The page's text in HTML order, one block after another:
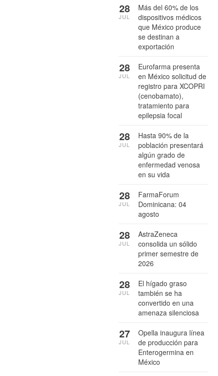
Más del 60% de los
dispositivos médicos
que México produce
se destinan a
exportación
28
JUL
Eurofarma presenta
en México solicitud de
registro para XCOPRI
(cenobamato),
tratamiento para
epilepsia focal
28
JUL
Hasta 90% de la
población presentará
algún grado de
enfermedad venosa
en su vida
28
JUL
FarmaForum
Dominicana: 04
agosto
28
JUL
AstraZeneca
consolida un sólido
primer semestre de
2026
28
JUL
El hígado graso
también se ha
convertido en una
amenaza silenciosa
28
JUL
Opella inaugura línea
de producción para
Enterogermina en
México
27
JUL